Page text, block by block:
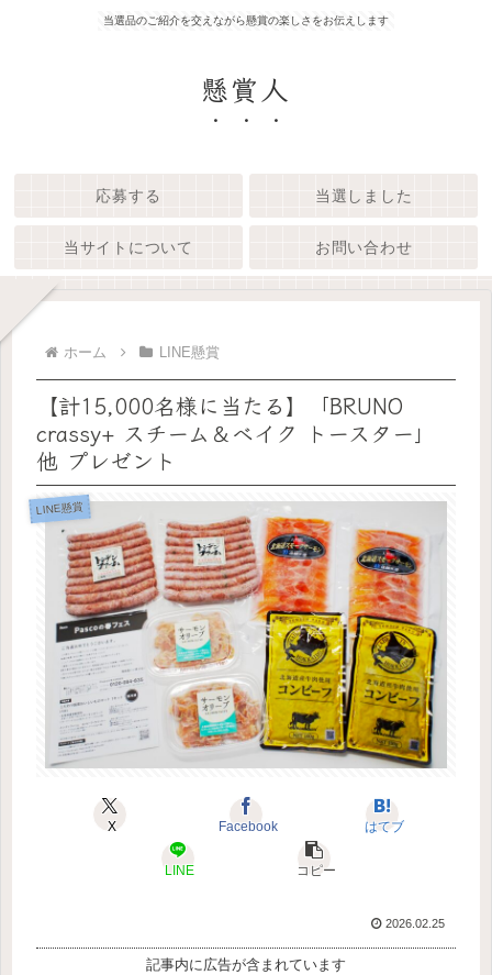
当選品のご紹介を交えながら懸賞の楽しさをお伝えします
懸賞人
応募する 当選しました
当サイトについて お問い合わせ
ホーム LINE懸賞
【計15,000名様に当たる】「BRUNO
crassy+ スチーム＆ベイク トースター」
他 プレゼント
LINE懸賞
X Facebook はてブ
LINE コピー
2026.02.25
記事内に広告が含まれています